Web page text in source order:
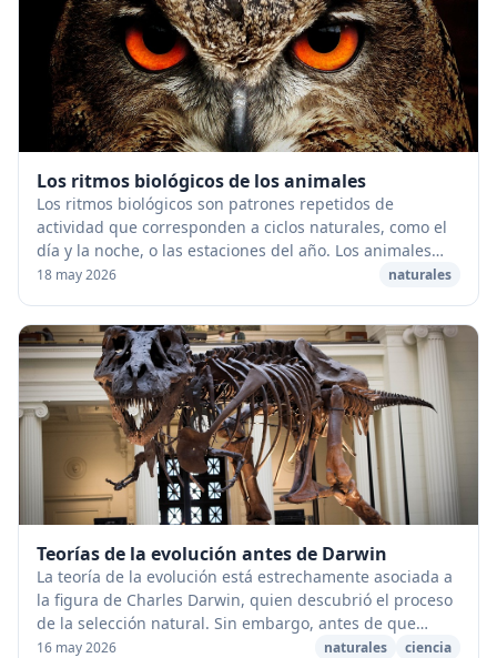
Los ritmos biológicos de los animales
Los ritmos biológicos son patrones repetidos de
actividad que corresponden a ciclos naturales, como el
día y la noche, o las estaciones del año. Los animales
poseen un reloj interno que controla sus r...
18 may 2026 naturales
Teorías de la evolución antes de Darwin
La teoría de la evolución está estrechamente asociada a
la figura de Charles Darwin, quien descubrió el proceso
de la selección natural. Sin embargo, antes de que
Darwin publicara sus ideas, varios ci...
16 may 2026 naturales ciencia